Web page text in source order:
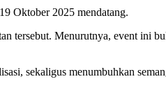
Oktober 2025 mendatang.
tersebut. Menurutnya, event ini
sekaligus menumbuhkan